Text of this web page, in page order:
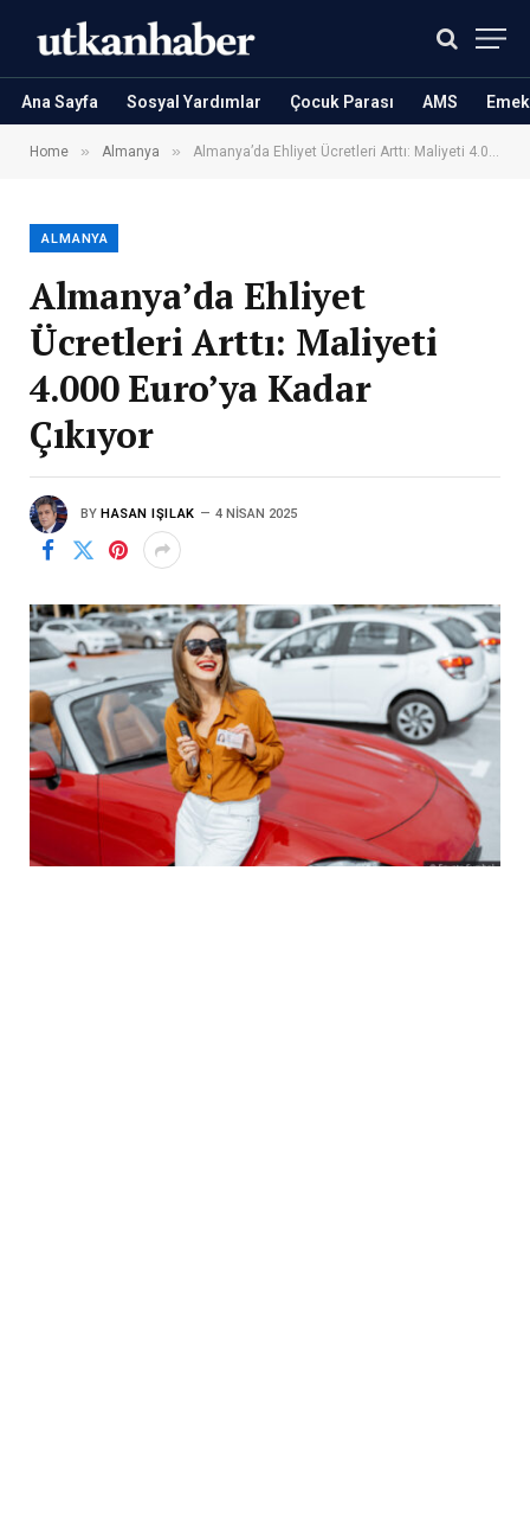
Ana Sayfa Sosyal Yardımlar Çocuk Parası AMS
Home » Almanya » Almanya’da Ehliyet Ücretleri Arttı: Maliyeti 4.000 Euro’ya Kadar Çıkıyor
ALMANYA
Almanya’da Ehliyet
Ücretleri Arttı: Maliyeti
4.000 Euro’ya Kadar
Çıkıyor
BY HASAN IŞILAK 4 NISAN 2025